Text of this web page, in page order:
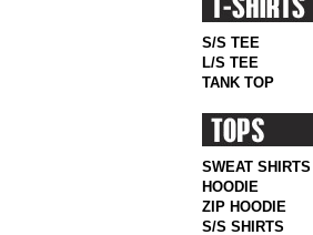
S/S TEE
L/S TEE
TANK TOP
SWEAT SHIRTS
HOODIE
ZIP HOODIE
S/S SHIRTS